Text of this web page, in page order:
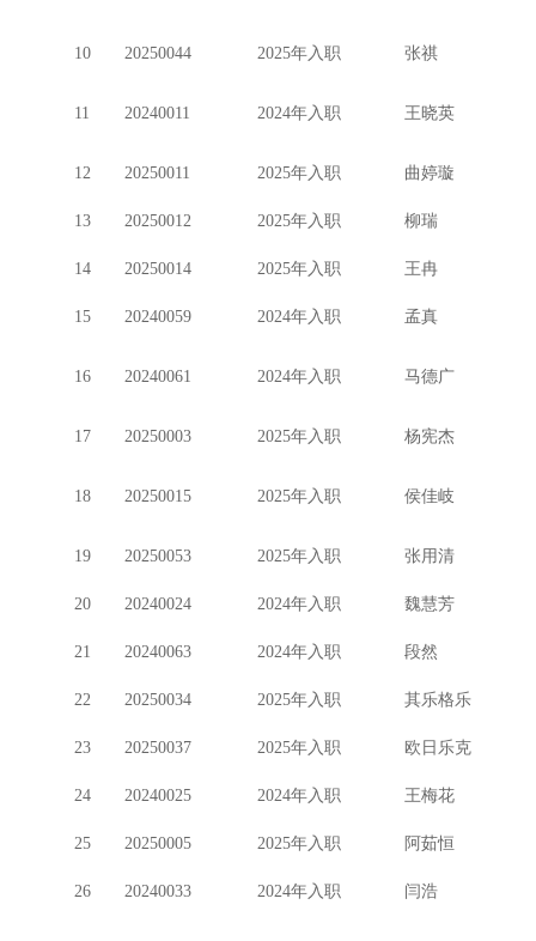
10 20250044 2025年入职 张祺
11 20240011 2024年入职 王晓英
12 20250011 2025年入职 曲婷璇
13 20250012 2025年入职 柳瑞
14 20250014 2025年入职 王冉
15 20240059 2024年入职 孟真
16 20240061 2024年入职 马德广
17 20250003 2025年入职 杨宪杰
18 20250015 2025年入职 侯佳岐
19 20250053 2025年入职 张用清
20 20240024 2024年入职 魏慧芳
21 20240063 2024年入职 段然
22 20250034 2025年入职 其乐格乐
23 20250037 2025年入职 欧日乐克
24 20240025 2024年入职 王梅花
25 20250005 2025年入职 阿茹恒
26 20240033 2024年入职 闫浩